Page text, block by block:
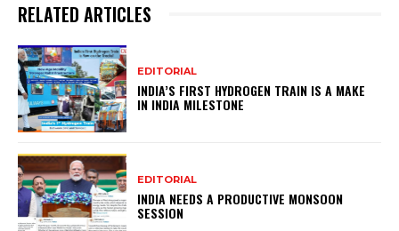
RELATED ARTICLES
EDITORIAL
INDIA’S FIRST HYDROGEN TRAIN IS A MAKE
IN INDIA MILESTONE
EDITORIAL
INDIA NEEDS A PRODUCTIVE MONSOON
SESSION